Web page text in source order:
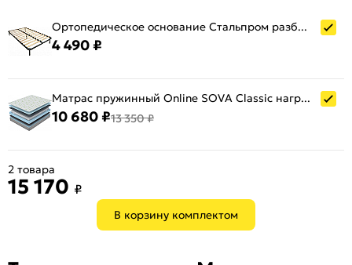
Ортопедическое основание Стальпром разборное без опор 1380х2000
4 490 ₽
Матрас пружинный Online SOVA Classic нагрузка до 110 кг 1400x2000
10 680 ₽13 350 ₽
В корзину комплектом
2 товара
15 170 ₽